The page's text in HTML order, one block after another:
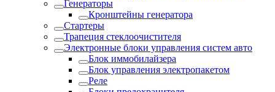
Генераторы
Кронштейны генератора
Стартеры
Трапеция стеклоочистителя
Электронные блоки управления систем авто
Блок иммобилайзера
Блок управления электропакетом
Реле